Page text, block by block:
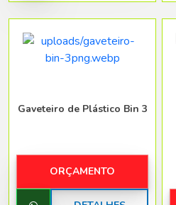
Gaveteiro de Plástico Bin 3
ORÇAMENTO